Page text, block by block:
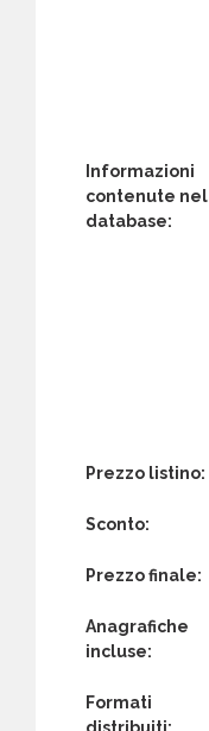
Informazioni
contenute nel
database:
Prezzo listino:
Sconto:
Prezzo finale:
Anagrafiche
incluse:
Formati